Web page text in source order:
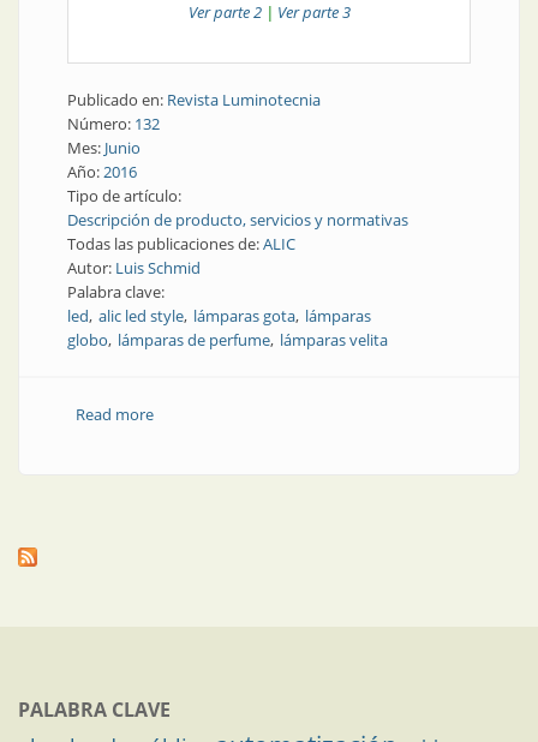
Ver parte 2| Ver parte 3
Publicado en: Revista Luminotecnia
Número: 132
Mes: Junio
Año:2016
Tipo de artículo:
Descripción de producto, servicios y normativas
Todas las publicaciones de:ALIC
Autor: Luis Schmid
Palabra clave:
led alic led style lámparas gota lámparas
globo lámparas de perfume lámparas velita
Read moreabout Producto | Luz con estilo (parte 1)
PALABRA CLAVE